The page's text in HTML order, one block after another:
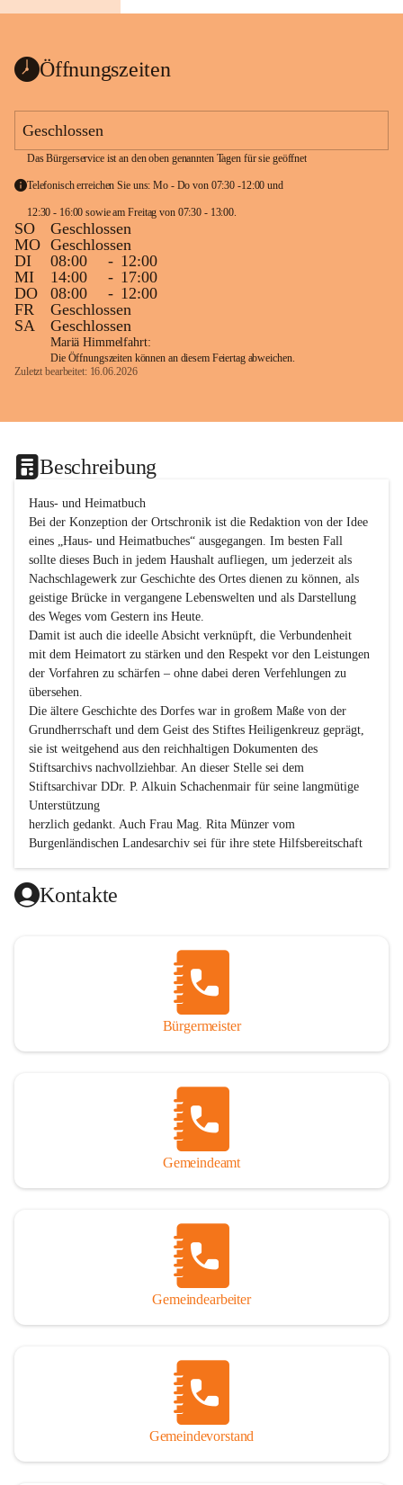
Öffnungszeiten
Geschlossen
Das Bürgerservice ist an den oben genannten Tagen für sie geöffnet
Telefonisch erreichen Sie uns: Mo - Do von 07:30 -12:00 und
SO
Geschlossen
MO Geschlossen
DI
08:00 - 12:00
MI
14:00 - 17:00
DO
08:00 - 12:00
FR
Geschlossen
SA
Geschlossen
Mariä Himmelfahrt:
Die Öffnungszeiten können an diesem Feiertag abweichen.
Zuletzt bearbeitet: 16.06.2026
Beschreibung
Haus- und Heimatbuch
Bei der Konzeption der Ortschronik ist die Redaktion von der Idee
eines „Haus- und Heimatbuches“ ausgegangen. Im besten Fall
sollte dieses Buch in jedem Haushalt aufliegen, um jederzeit als
Nachschlagewerk zur Geschichte des Ortes dienen zu können, als
geistige Brücke in vergangene Lebenswelten und als Darstellung
des Weges vom Gestern ins Heute.
Damit ist auch die ideelle Absicht verknüpft, die Verbundenheit
mit dem Heimatort zu stärken und den Respekt vor den Leistungen
der Vorfahren zu schärfen – ohne dabei deren Verfehlungen zu
übersehen.
Die ältere Geschichte des Dorfes war in großem Maße von der
Grundherrschaft und dem Geist des Stiftes Heiligenkreuz geprägt,
sie ist weitgehend aus den reichhaltigen Dokumenten des
Stiftsarchivs nachvollziehbar. An dieser Stelle sei dem
Stiftsarchivar DDr. P. Alkuin Schachenmair für seine langmütige
Unterstützung
herzlich gedankt. Auch Frau Mag. Rita Münzer vom
Burgenländischen Landesarchiv sei für ihre stete Hilfsbereitschaft
Dank gilt den Textautoren dieser Chronik, dem kleinen
Redaktionsteam, für die gute Zusammenarbeit.
gedankt werden, die durch ihre Erinnerungen, Informationen und
durch das Überlassen von Fotos und Dokumenten zum Gesamtbild
dieses Buches wesentlich beigetragen haben.
Der Zeitdruck war enorm, um das Werk auch zeitgerecht für das
Jubiläumsjahr abschließen zu können. Daher mag um Nachsicht
Ausführlichkeit behandelt erscheinen, oder auch der eine oder
andere Fehler unterlief. Die Autoren haben nach ihren
individuellen Möglichkeiten mit bestem Wissen und Gewissen
Andreas Rohatsch wurde auf das System der Fußnoten verzichtet.
Wo eine genaue Quellenangabe sinnvoll und notwendig erschien,
sind die entsprechenden Quellenhinweise in den fließenden Text
eingearbeitet. Der leichteren Lesbarkeit halber ist auch von einer
streng gendergerechten Ausdrucksform Abstand genommen
So darf ich Sie zu einer interessanten, vergnüglichen und
manchmal auch nachdenklich machenden Zeitreise durch die
Jahrhunderte, ja Jahrtausende alte Geschichte von der Steinzeit
einladen.
Kontakte
Bürgermeister
Gemeindeamt
Gemeindearbeiter
Gemeindevorstand